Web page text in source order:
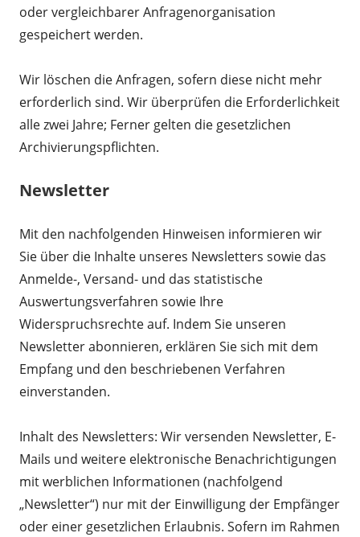
oder vergleichbarer Anfragenorganisation
gespeichert werden.
Wir löschen die Anfragen, sofern diese nicht mehr
erforderlich sind. Wir überprüfen die Erforderlichkeit
alle zwei Jahre; Ferner gelten die gesetzlichen
Archivierungspflichten.
Newsletter
Mit den nachfolgenden Hinweisen informieren wir
Sie über die Inhalte unseres Newsletters sowie das
Anmelde-, Versand- und das statistische
Auswertungsverfahren sowie Ihre
Widerspruchsrechte auf. Indem Sie unseren
Newsletter abonnieren, erklären Sie sich mit dem
Empfang und den beschriebenen Verfahren
einverstanden.
Inhalt des Newsletters: Wir versenden Newsletter, E-
Mails und weitere elektronische Benachrichtigungen
mit werblichen Informationen (nachfolgend
„Newsletter“) nur mit der Einwilligung der Empfänger
oder einer gesetzlichen Erlaubnis. Sofern im Rahmen